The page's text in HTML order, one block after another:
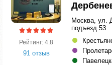
Рейтинг: 4.8
91 отзыв
Москва, ул.
подъезд 53